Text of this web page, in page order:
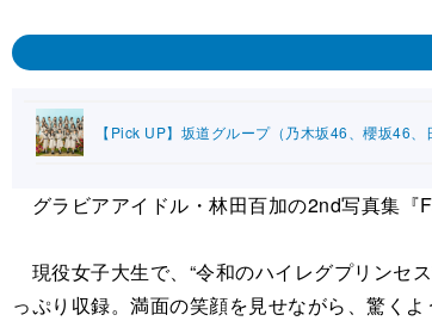
【Pick UP】坂道グループ（乃木坂46、櫻坂46
グラビアアイドル・林田百加の2nd写真集『
現役女子大生で、“令和のハイレグプリンセ
っぷり収録。満面の笑顔を見せながら、驚く